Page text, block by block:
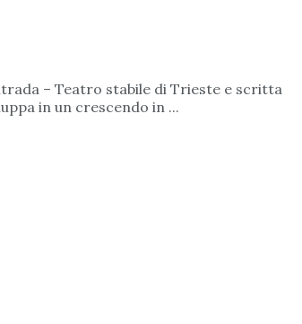
– Teatro stabile di Trieste e scritta
in un crescendo in ...